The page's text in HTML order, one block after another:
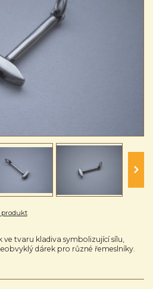
tvaru kladiva symbolizující sílu,
dárek pro různé řemeslníky.